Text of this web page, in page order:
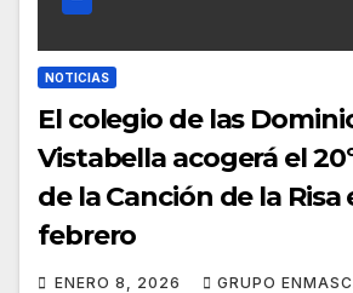
NOTICIAS
El colegio de las
Vistabella acogerá el
de la Canción de la Risa
febrero
ENERO 8, 2026 GRUPO